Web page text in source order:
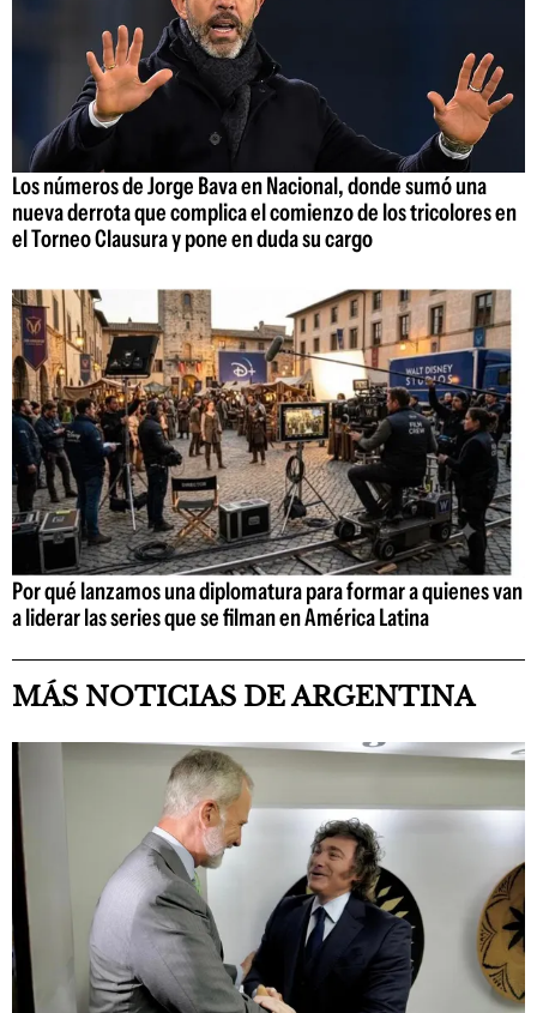
Los números de Jorge Bava en Nacional, donde sumó una
nueva derrota que complica el comienzo de los tricolores en
el Torneo Clausura y pone en duda su cargo
Por qué lanzamos una diplomatura para formar a quienes van
a liderar las series que se filman en América Latina
MÁS NOTICIAS DE ARGENTINA